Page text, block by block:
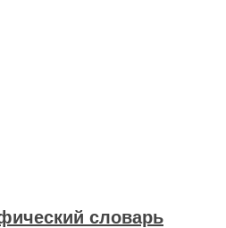
словарь